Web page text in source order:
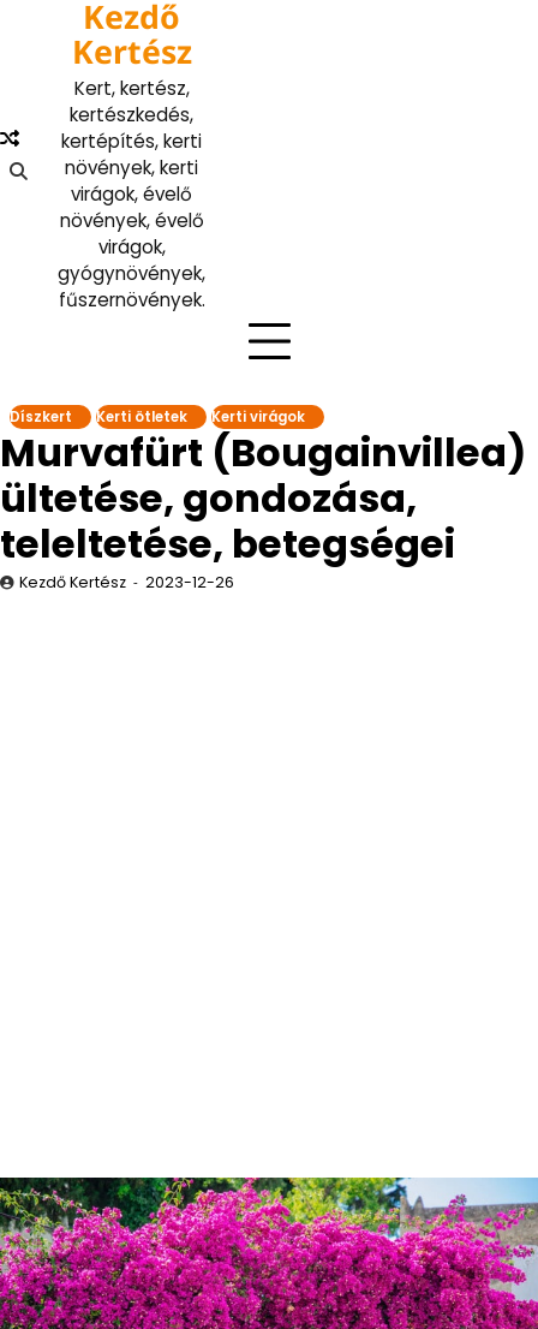
content
Kezdő
Kertész
Kert, kertész,
kertészkedés,
kertépítés, kerti
növények, kerti
virágok, évelő
növények, évelő
virágok,
gyógynövények,
fűszernövények.
Díszkert Kerti ötletek Kerti virágok
Murvafürt (Bougainvillea)
ültetése, gondozása,
teleltetése, betegségei
Kezdő Kertész 2023-12-26